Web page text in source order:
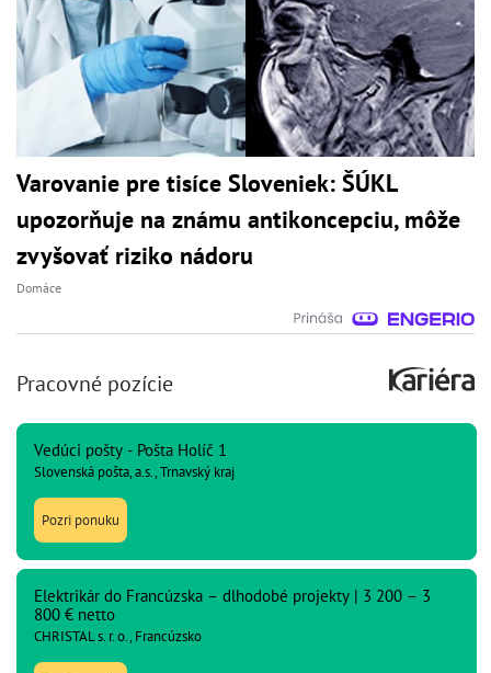
Varovanie pre tisíce Sloveniek: ŠÚKL
upozorňuje na známu antikoncepciu, môže
zvyšovať riziko nádoru
Domáce
Pracovné pozície
Vedúci pošty - Pošta Holíč 1
Slovenská pošta, a.s., Trnavský kraj
Pozri ponuku
Elektrikár do Francúzska – dlhodobé projekty | 3 200 – 3
800 € netto
CHRISTAL s. r. o., Francúzsko